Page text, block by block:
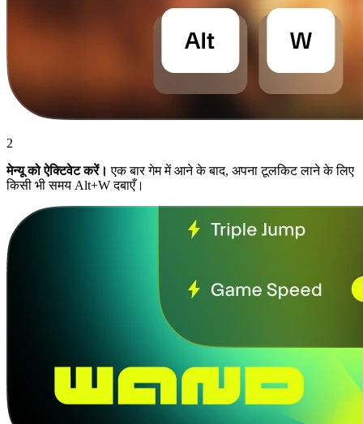
2
मेन्यू को ऐक्टिवेट करें। एक बार गेम में आने के बाद, अपना टूलकिट लाने के लिए
किसी भी समय Alt+W दबाएँ।